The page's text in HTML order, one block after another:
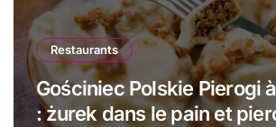
Restaurants
Gościniec Polskie Pierogi
: żurek dans le pain et